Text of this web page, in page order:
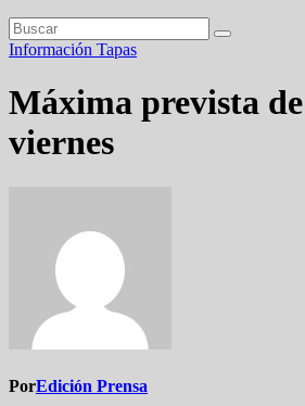
Información Tapas
Máxima prevista
viernes
PorEdición Prensa